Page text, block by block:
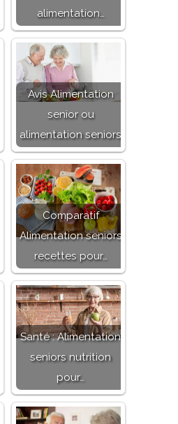
alimentation…
Avis Alimentation
senior ou
alimentation seniors
Comparatif
Alimentation seniors
recettes pour…
Santé : Alimentation
seniors nutrition
pour…